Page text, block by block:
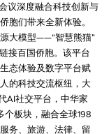
深度融合科技创新与
胞们带来全新体验。
大模型——“智慧熊猫”
接百国侨胞。该平台
态体验及数字平台赋
的科技交流枢纽，大
AI社交平台，中华家
个板块，融合全球198
务、旅游、法律、留